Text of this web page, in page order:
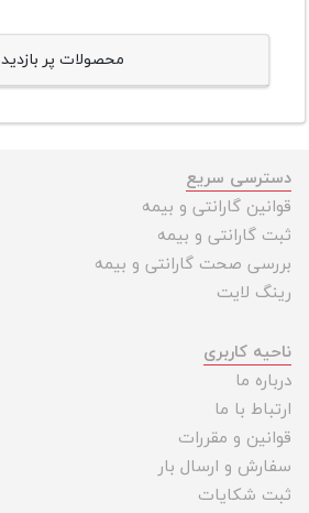
محصولات پر بازدید
دسترسی سریع
قوانین گارانتی و بیمه
ثبت گارانتی و بیمه
بررسی صحت گارانتی و بیمه
رینگ لایت
ناحیه کاربری
درباره ما
ارتباط با ما
قوانین و مقررات
سفارش و ارسال بار
ثبت شکایات